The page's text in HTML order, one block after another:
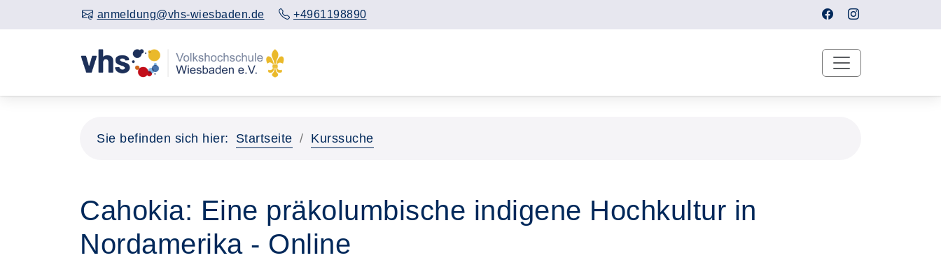
anmeldung@vhs-wiesbaden.de +4961198890
Sie befinden sich hier: Startseite Kurssuche
Cahokia: Eine präkolumbische indigene Hochkultur in
Nordamerika - Online